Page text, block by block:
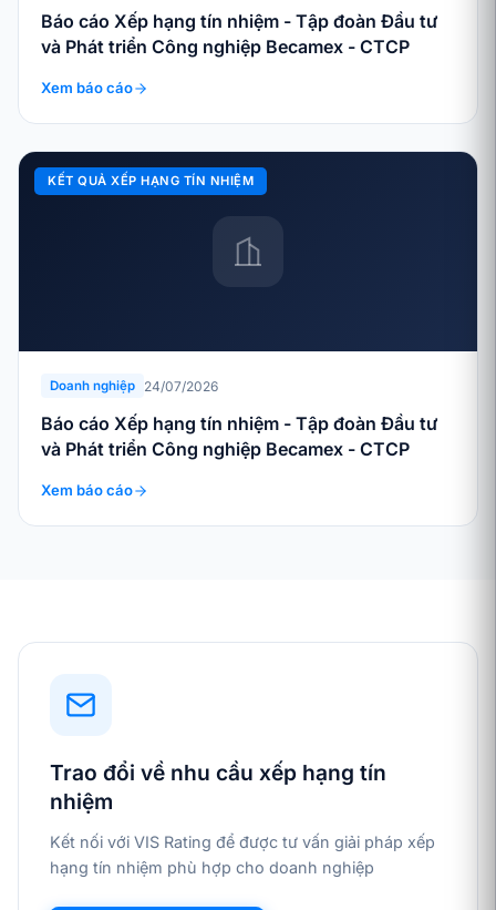
Báo cáo Xếp hạng tín nhiệm - Tập đoàn Đầu tư
và Phát triển Công nghiệp Becamex - CTCP
Xem báo cáo
KẾT QUẢ XẾP HẠNG TÍN NHIỆM
Doanh nghiệp 24/07/2026
Báo cáo Xếp hạng tín nhiệm - Tập đoàn Đầu tư
và Phát triển Công nghiệp Becamex - CTCP
Xem báo cáo
Trao đổi về nhu cầu xếp hạng tín
nhiệm
Kết nối với VIS Rating để được tư vấn giải pháp xếp
hạng tín nhiệm phù hợp cho doanh nghiệp